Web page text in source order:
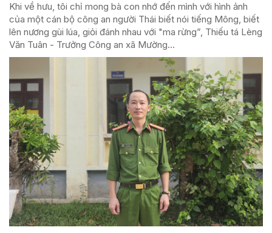
Khi về hưu, tôi chỉ mong bà con nhớ đến mình với hình ảnh
của một cán bộ công an người Thái biết nói tiếng Mông, biết
lên nương gùi lúa, giỏi đánh nhau với "ma rừng”, Thiếu tá Lèng
Văn Tuân - Trưởng Công an xã Mường...